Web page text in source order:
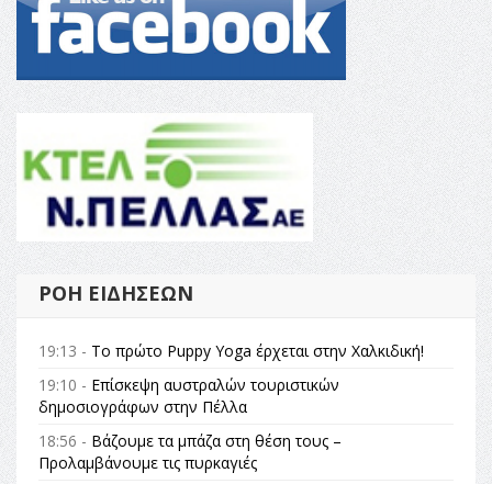
ΡΟΉ ΕΙΔΉΣΕΩΝ
19:13 - Το πρώτο Puppy Yoga έρχεται στην Χαλκιδική!
19:10 - Επίσκεψη αυστραλών τουριστικών
δημοσιογράφων στην Πέλλα
18:56 - Βάζουμε τα μπάζα στη θέση τους –
Προλαμβάνουμε τις πυρκαγιές